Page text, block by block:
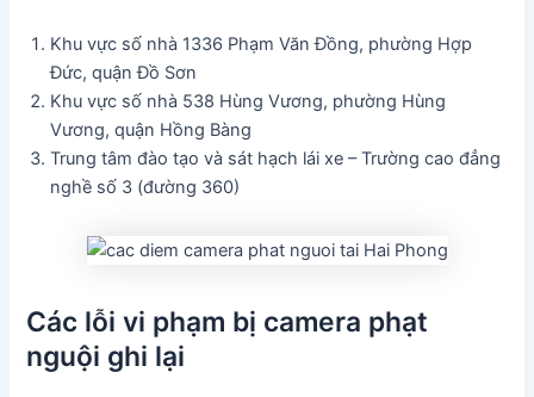
Khu vực số nhà 1336 Phạm Văn Đồng, phường Hợp
Đức, quận Đồ Sơn
Khu vực số nhà 538 Hùng Vương, phường Hùng
Vương, quận Hồng Bàng
Trung tâm đào tạo và sát hạch lái xe – Trường cao đẳng
nghề số 3 (đường 360)
Các lỗi vi phạm bị camera phạt
nguội ghi lại